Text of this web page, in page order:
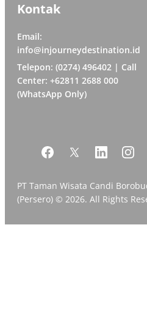
Kontak
Email:
info@injourneydestination.id
Telepon: (0274) 496402 | Call
Center: +62811 2688 000
(WhatsApp Only)
PT Taman Wisata Candi
(Persero) © 2026. All Rights